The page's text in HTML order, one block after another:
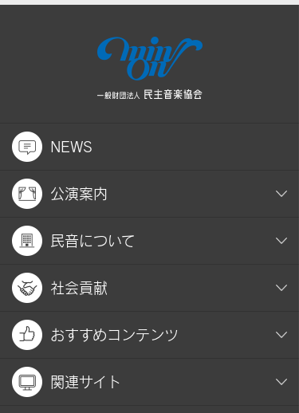
NEWS
公演案内
民音について
社会貢献
おすすめコンテンツ
関連サイト